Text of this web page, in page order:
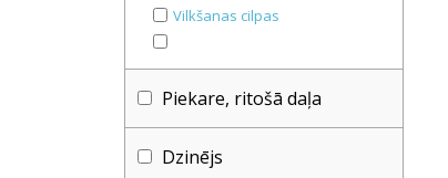
Vilkšanas cilpas
Piekare, ritošā daļa
Dzinējs